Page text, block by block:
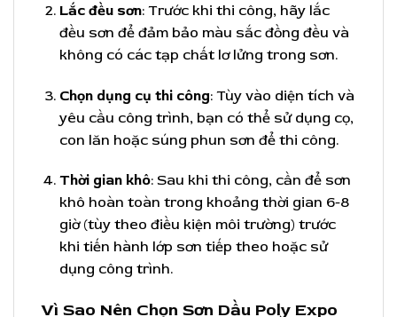
Lắc đều sơn: Trước khi thi công, hãy lắc
đều sơn để đảm bảo màu sắc đồng đều và
không có các tạp chất lơ lửng trong sơn.
Chọn dụng cụ thi công: Tùy vào diện tích và
yêu cầu công trình, bạn có thể sử dụng cọ,
con lăn hoặc súng phun sơn để thi công.
Thời gian khô: Sau khi thi công, cần để sơn
khô hoàn toàn trong khoảng thời gian 6-8
giờ (tùy theo điều kiện môi trường) trước
khi tiến hành lớp sơn tiếp theo hoặc sử
dụng công trình.
Vì Sao Nên Chọn Sơn Dầu Poly Expo